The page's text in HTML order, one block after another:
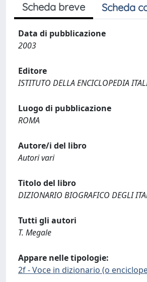
Scheda breve Scheda
Data di pubblicazione
2003
Editore
ISTITUTO DELLA ENCICLOPEDIA
Luogo di pubblicazione
ROMA
Autore/i del libro
Autori vari
Titolo del libro
DIZIONARIO BIOGRAFICO DEGLI
Tutti gli autori
T. Megale
Appare nelle tipologie:
2f - Voce in dizionario (o